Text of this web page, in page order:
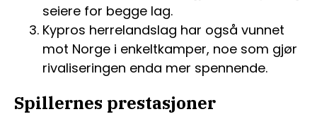
seiere for begge lag.
Kypros herrelandslag har også vunnet
mot Norge i enkeltkamper, noe som gjør
rivaliseringen enda mer spennende.
Spillernes prestasjoner